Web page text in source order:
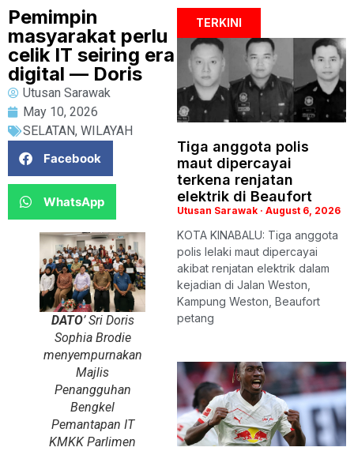
Pemimpin
masyarakat perlu
celik IT seiring era
digital — Doris
Utusan Sarawak
May 10, 2026
SELATAN, WILAYAH
Facebook
WhatsApp
DATO’ Sri Doris
Sophia Brodie
menyempurnakan
Majlis
Penangguhan
Bengkel
Pemantapan IT
KMKK Parlimen
TERKINI
Tiga anggota polis
maut dipercayai
terkena renjatan
elektrik di Beaufort
Utusan Sarawak August 6, 2026
KOTA KINABALU: Tiga anggota
polis lelaki maut dipercayai
akibat renjatan elektrik dalam
kejadian di Jalan Weston,
Kampung Weston, Beaufort
petang